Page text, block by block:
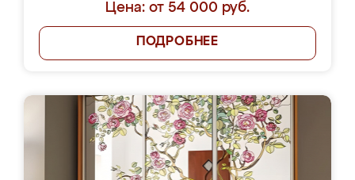
Цена: от 54 000 руб.
ПОДРОБНЕЕ